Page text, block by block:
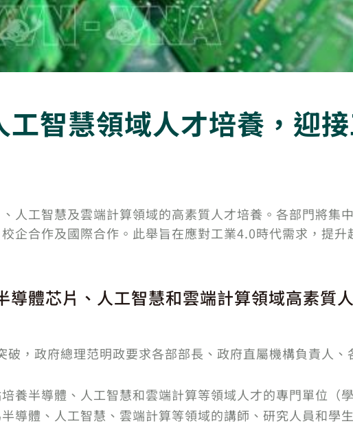
智慧領域人才培養，迎
人工智慧及雲端計算領域的高素質人才培養。各部門將集
企合作及國際合作。此舉旨在應對工業4.0時代需求，提升
體芯片、人工智慧和雲端計算領域高素質
，政府總理范明政要求各部部長、政府直屬機構負責人、
養半導體、人工智慧和雲端計算等領域人才的專門單位（
導體、人工智慧、雲端計算等領域的講師、研究人員和學